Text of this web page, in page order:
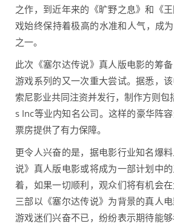
之作，到近年来的《旷野之息》和《
戏始终保持着极高的水准和人气，成
之一。
此次《塞尔达传说》真人版电影的筹
游戏系列的又一次重大尝试。据悉，
索尼影业共同注资并发行，制作方则
s Inc等业内知名公司。这样的豪华阵
票房提供了有力保障。
更令人兴奋的是，据电影行业知名爆
说》真人版电影或将成为一部计划中
着，如果一切顺利，观众们将有机会
三部以《塞尔达传说》为背景的真人
游戏迷们兴奋不已，纷纷表示期待能